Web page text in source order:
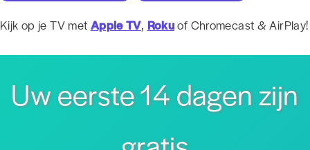
Kijk op je TV met Apple TV, Rokuof Chromecast & AirPlay!
Uw eerste 14 dagen zijn